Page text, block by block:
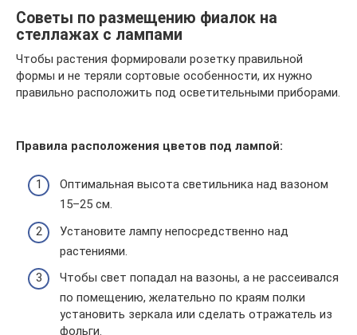
Советы по размещению фиалок на
стеллажах с лампами
Чтобы растения формировали розетку правильной
формы и не теряли сортовые особенности, их нужно
правильно расположить под осветительными приборами.
Правила расположения цветов под лампой:
Оптимальная высота светильника над вазоном
15–25 см.
Установите лампу непосредственно над
растениями.
Чтобы свет попадал на вазоны, а не рассеивался
по помещению, желательно по краям полки
установить зеркала или сделать отражатель из
фольги.